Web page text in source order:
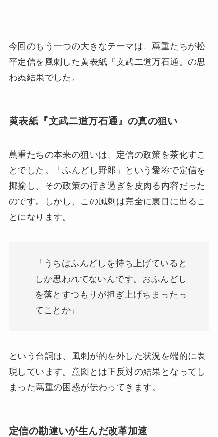
今回のもう一つの大きなテーマは、蔦重たちが松
平定信を風刺した黄表紙『文武二道万石通』の思
わぬ結果でした。
黄表紙『文武二道万石通』の真の狙い
蔦重たちの本来の狙いは、定信の政策を茶化すこ
とでした。「ふんどし野郎」という愛称で定信を
揶揄し、その政策の行き過ぎを皮肉る内容だった
のです。しかし、この風刺は完全に裏目に出るこ
とになります。
「うちはふんどしを持ち上げていると
しか思われてないんです。おふんどし
を落とすつもりが担ぎ上げちまったっ
てことか」
という台詞は、風刺が的を外した状況を端的に表
現しています。意図とは正反対の結果となってし
まった蔦重の困惑が伝わってきます。
定信の勘違いが生んだ改革加速